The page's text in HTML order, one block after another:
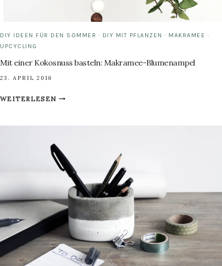
DIY IDEEN FÜR DEN SOMMER · DIY MIT PFLANZEN · MAKRAMEE ·
UPCYCLING
Mit einer Kokosnuss basteln: Makramee-Blumenampel
23. APRIL 2016
WEITERLESENMIT
MAKRAMEE-
BLUMENAMPEL